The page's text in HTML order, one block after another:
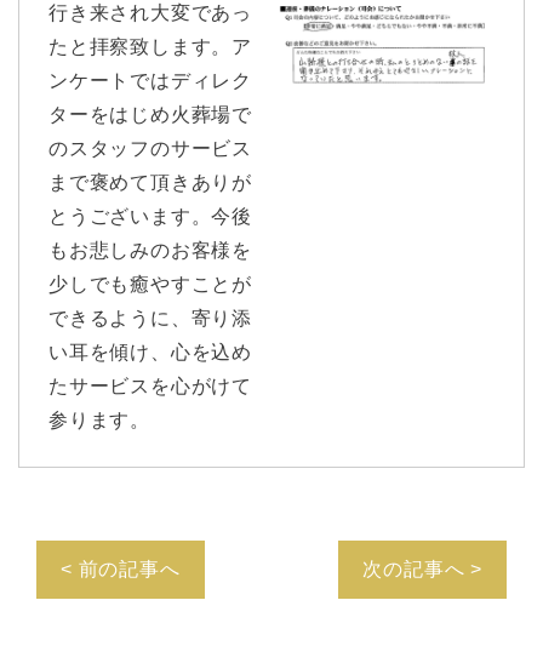
行き来され大変であっ
たと拝察致します。ア
ンケートではディレク
ターをはじめ火葬場で
のスタッフのサービス
まで褒めて頂きありが
とうございます。今後
もお悲しみのお客様を
少しでも癒やすことが
できるように、寄り添
い耳を傾け、心を込め
たサービスを心がけて
参ります。
< 前の記事へ 次の記事へ >